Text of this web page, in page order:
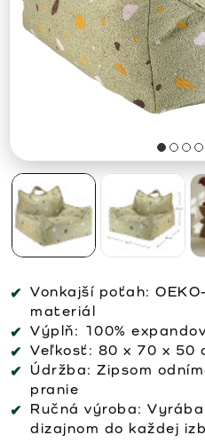
Vonkajší poťah:
materiál
Výplň: 100%
Veľkosť: 80 x 70 x 50
Údržba: Zipsom
pranie
Ručná výroba:
dizajnom do každej